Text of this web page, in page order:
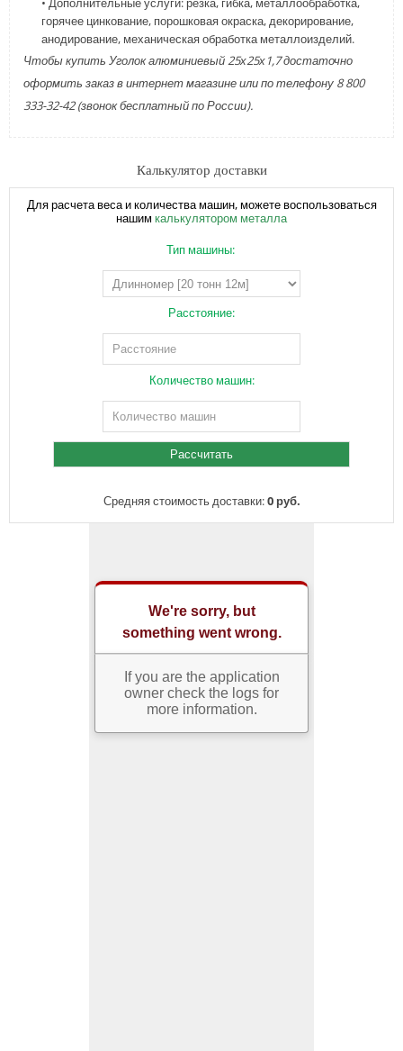
горячее цинкование, порошковая окраска, декорирование,
анодирование, механическая обработка металлоизделий.
Чтобы купить Уголок алюминиевый 25х25х1,7 достаточно
оформить заказ в интернет магазине или по телефону 8 800
333-32-42 (звонок бесплатный по России).
Калькулятор доставки
Для расчета веса и количества машин, можете воспользоваться
нашим калькулятором металла
Тип машины:
Расстояние:
Количество машин:
Средняя стоимость доставки:0 руб.